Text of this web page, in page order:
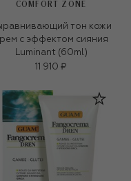
COMFORT ZONE
тон кожи
с эффектом сияния
Luminant (60ml)
11 910 ₽